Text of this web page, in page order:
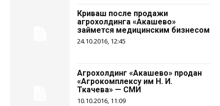
Криваш после продажи
агрохолдинга «Акашево»
займется медицинским бизнесом
24.10.2016, 12:45
Агрохолдинг «Акашево» продан
«Агрокомплексу им Н. И.
Ткачева» — СМИ
10.10.2016, 11:09